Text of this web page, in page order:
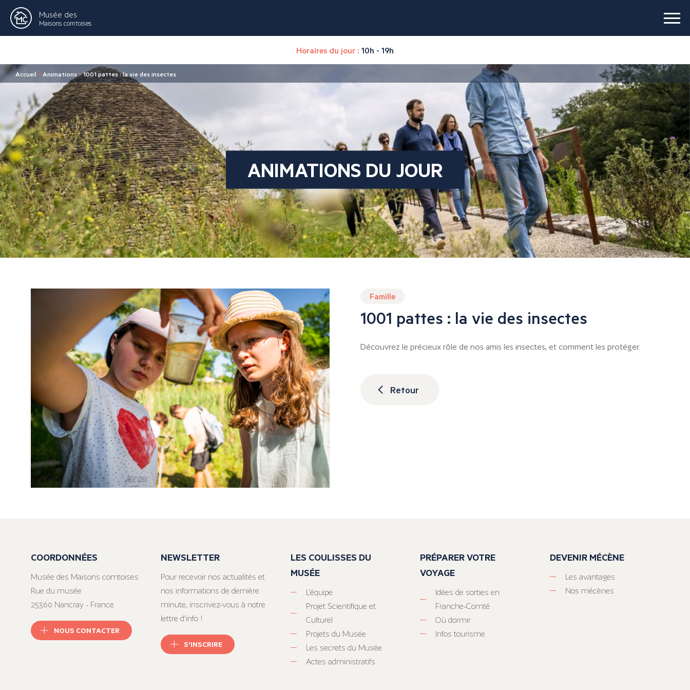
Musée des
Maisons comtoises
Horaires du jour : 10h - 19h
Accueil > Animations>1001 pattes : la vie des insectes
ANIMATIONS DU JOUR
Famille
1001 pattes : la vie des insectes
Découvrez le précieux rôle de nos amis les insectes, et comment les protéger.
Retour
COORDONNÉES
Musée des Maisons comtoises
Rue du musée
25360 Nancray - France
NOUS CONTACTER
NEWSLETTER
Pour recevoir nos actualités et
nos informations de dernière
minute, inscrivez-vous à notre
lettre d’info !
S'INSCRIRE
LES COULISSES DU
MUSÉE
L’équipe
Projet Scientifique et
Culturel
Projets du Musée
Les secrets du Musée
Actes administratifs
PRÉPARER VOTRE
VOYAGE
Idées de sorties en
Franche-Comté
Où dormir
Infos tourisme
DEVENIR MÉCÈNE
Les avantages
Nos mécènes